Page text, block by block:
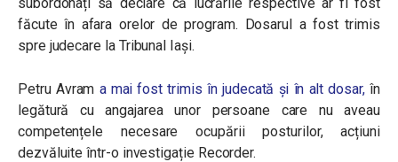
făcute în afara orelor de program. Dosarul a fost trimis
spre judecare la Tribunal Iași.
Petru Avram a mai fost trimis în judecată și în alt dosar, în
legătură cu angajarea unor persoane care nu aveau
competențele necesare ocupării posturilor, acțiuni
dezvăluite într-o investigație Recorder.